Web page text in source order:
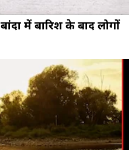
में बारिश के बाद लोगों